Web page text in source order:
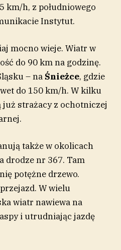
km/h, z południowego
Instytut.
mocno wieje. Wiatr w
do 90 km na godzinę.
– naŚnieżce, gdzie
do 150 km/h. W kilku
strażacy z ochotniczej
także w okolicach
drodze nr 367. Tam
potężne drzewo.
W wielu
wiatr nawiewa na
i utrudniając jazdę